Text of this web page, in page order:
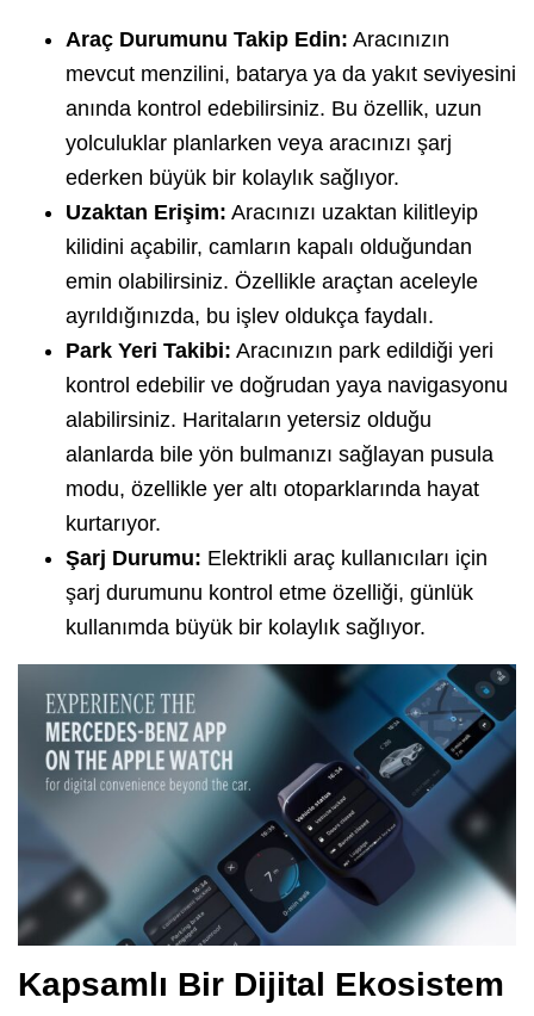
Araç Durumunu Takip Edin: Aracınızın
mevcut menzilini, batarya ya da yakıt seviyesini
anında kontrol edebilirsiniz. Bu özellik, uzun
yolculuklar planlarken veya aracınızı şarj
ederken büyük bir kolaylık sağlıyor.
Uzaktan Erişim: Aracınızı uzaktan kilitleyip
kilidini açabilir, camların kapalı olduğundan
emin olabilirsiniz. Özellikle araçtan aceleyle
ayrıldığınızda, bu işlev oldukça faydalı.
Park Yeri Takibi: Aracınızın park edildiği yeri
kontrol edebilir ve doğrudan yaya navigasyonu
alabilirsiniz. Haritaların yetersiz olduğu
alanlarda bile yön bulmanızı sağlayan pusula
modu, özellikle yer altı otoparklarında hayat
kurtarıyor.
Şarj Durumu: Elektrikli araç kullanıcıları için
şarj durumunu kontrol etme özelliği, günlük
kullanımda büyük bir kolaylık sağlıyor.
Kapsamlı Bir Dijital Ekosistem